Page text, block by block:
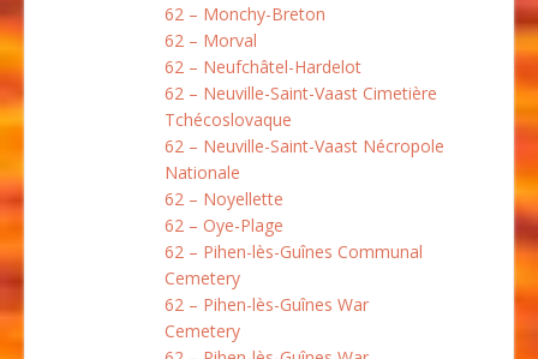
62 – Monchy-Breton
62 – Morval
62 – Neufchâtel-Hardelot
62 – Neuville-Saint-Vaast Cimetière
Tchécoslovaque
62 – Neuville-Saint-Vaast Nécropole
Nationale
62 – Noyellette
62 – Oye-Plage
62 – Pihen-lès-Guînes Communal
Cemetery
62 – Pihen-lès-Guînes War
Cemetery